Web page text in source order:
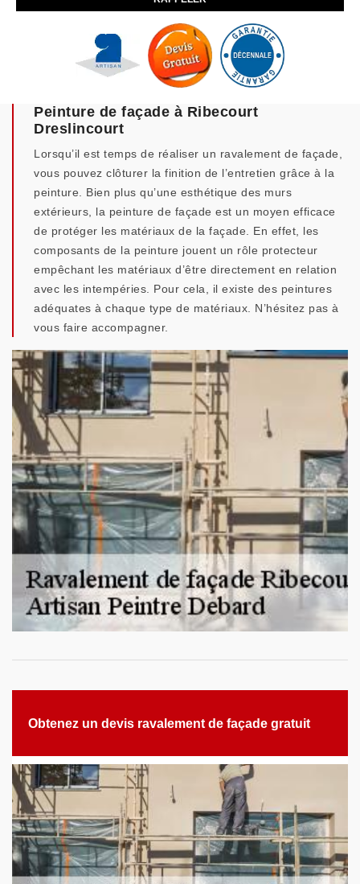
Peinture de façade à Ribecourt
Dreslincourt
Lorsqu’il est temps de réaliser un ravalement de façade,
vous pouvez clôturer la finition de l’entretien grâce à la
peinture. Bien plus qu’une esthétique des murs
extérieurs, la peinture de façade est un moyen efficace
de protéger les matériaux de la façade. En effet, les
composants de la peinture jouent un rôle protecteur
empêchant les matériaux d’être directement en relation
avec les intempéries. Pour cela, il existe des peintures
adéquates à chaque type de matériaux. N’hésitez pas à
vous faire accompagner.
Obtenez un devis ravalement de façade gratuit